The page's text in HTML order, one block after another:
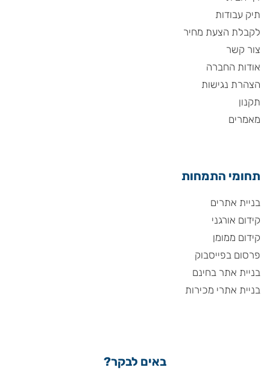
תיק עבודות
לקבלת הצעת מחיר
צור קשר
אודות החברה
הצהרת נגישות
תקנון
מאמרים
תחומי התמחות
בניית אתרים
קידום אורגני
קידום ממומן
פרסום בפייסבוק
בניית אתר בחינם
בניית אתרי מכירות
באים לבקר?